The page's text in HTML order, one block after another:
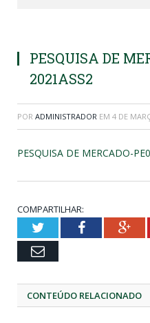
PESQUISA DE
2021ASS2
POR ADMINISTRADOR EM 4 DE
PESQUISA DE MERCADO-
COMPARTILHAR:
TwitterFacebook
Email
CONTEÚDO RELACIONADO